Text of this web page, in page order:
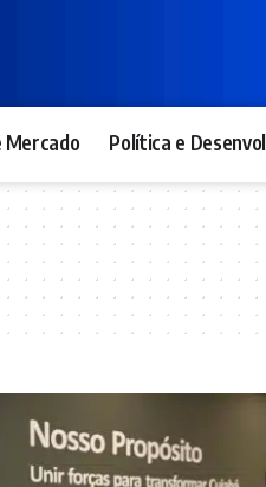
Mercado Política e